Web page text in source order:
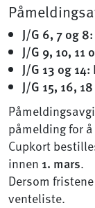
J/G 6, 7 og 8:
J/G 9, 10, 11
J/G 13 og 14:
J/G 15, 16,
påmelding for
Cupkort
innen 1. mars.
Dersom
venteliste.